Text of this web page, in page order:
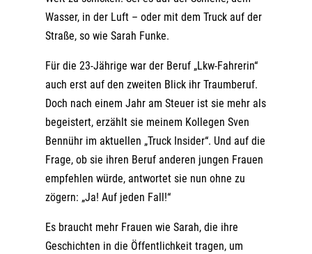
Wasser, in der Luft – oder mit dem Truck auf der
Straße, so wie Sarah Funke.
Für die 23-Jährige war der Beruf „Lkw-Fahrerin“
auch erst auf den zweiten Blick ihr Traumberuf.
Doch nach einem Jahr am Steuer ist sie mehr als
begeistert, erzählt sie meinem Kollegen Sven
Bennühr im aktuellen „Truck Insider“. Und auf die
Frage, ob sie ihren Beruf anderen jungen Frauen
empfehlen würde, antwortet sie nun ohne zu
zögern: „Ja! Auf jeden Fall!“
Es braucht mehr Frauen wie Sarah, die ihre
Geschichten in die Öffentlichkeit tragen, um